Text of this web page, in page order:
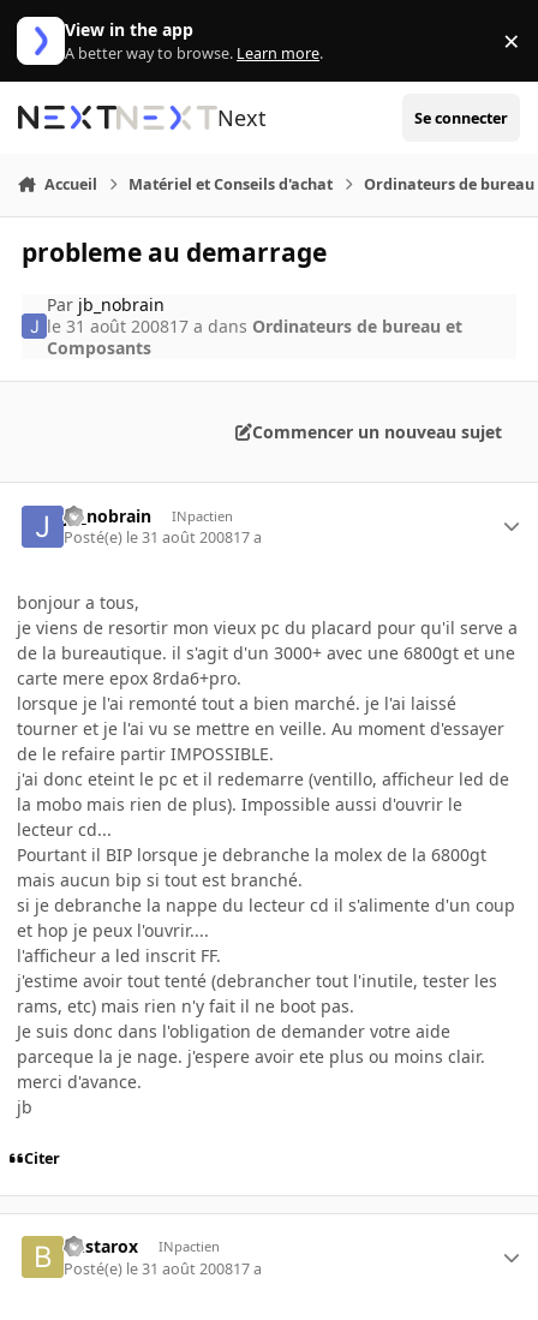
Aller au contenu
View in the app
A better way to browse. Learn more. ×
Next Se connecter
Accueil Matériel et Conseils d'achat Ordinateurs de bureau
probleme au demarrage
Par jb_nobrain
le 31 août 200817 a dans Ordinateurs de bureau et
Composants
Commencer un nouveau sujet
jb_nobrain INpactien
Posté(e) le 31 août 200817 a
bonjour a tous,
je viens de resortir mon vieux pc du placard pour qu'il serve a
de la bureautique. il s'agit d'un 3000+ avec une 6800gt et une
carte mere epox 8rda6+pro.
lorsque je l'ai remonté tout a bien marché. je l'ai laissé
tourner et je l'ai vu se mettre en veille. Au moment d'essayer
de le refaire partir IMPOSSIBLE.
j'ai donc eteint le pc et il redemarre (ventillo, afficheur led de
la mobo mais rien de plus). Impossible aussi d'ouvrir le
lecteur cd...
Pourtant il BIP lorsque je debranche la molex de la 6800gt
mais aucun bip si tout est branché.
si je debranche la nappe du lecteur cd il s'alimente d'un coup
et hop je peux l'ouvrir....
l'afficheur a led inscrit FF.
j'estime avoir tout tenté (debrancher tout l'inutile, tester les
rams, etc) mais rien n'y fait il ne boot pas.
Je suis donc dans l'obligation de demander votre aide
parceque la je nage. j'espere avoir ete plus ou moins clair.
merci d'avance.
jb
Citer
bustarox INpactien
Posté(e) le 31 août 200817 a